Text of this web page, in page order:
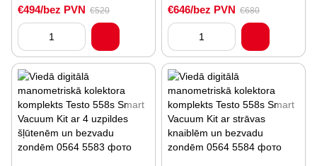
virzienu vārstu bloku un
skārienekrānu
€494/bez PVN €520
558s Smart Vacuum Kit ar
bezvadu temperatūras un
vakuuma zondēm
€646/bez PVN €680